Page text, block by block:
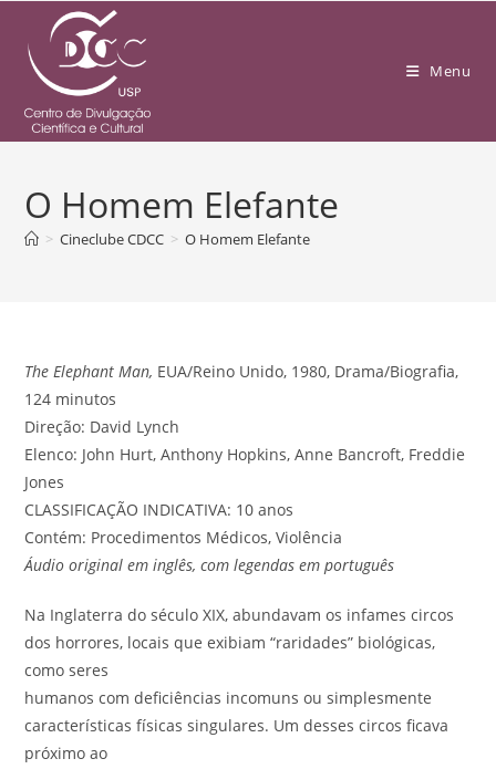
Menu
O Homem Elefante
> Cineclube CDCC > O Homem Elefante
The Elephant Man, EUA/Reino Unido, 1980, Drama/Biografia,
124 minutos
Direção: David Lynch
Elenco: John Hurt, Anthony Hopkins, Anne Bancroft, Freddie
Jones
CLASSIFICAÇÃO INDICATIVA: 10 anos
Contém: Procedimentos Médicos, Violência
Áudio original em inglês, com legendas em português
Na Inglaterra do século XIX, abundavam os infames circos
dos horrores, locais que exibiam “raridades” biológicas,
como seres
humanos com deficiências incomuns ou simplesmente
características físicas singulares. Um desses circos ficava
próximo ao